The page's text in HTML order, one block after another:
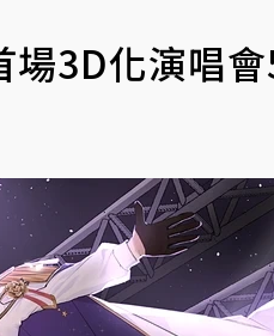
3D化演唱